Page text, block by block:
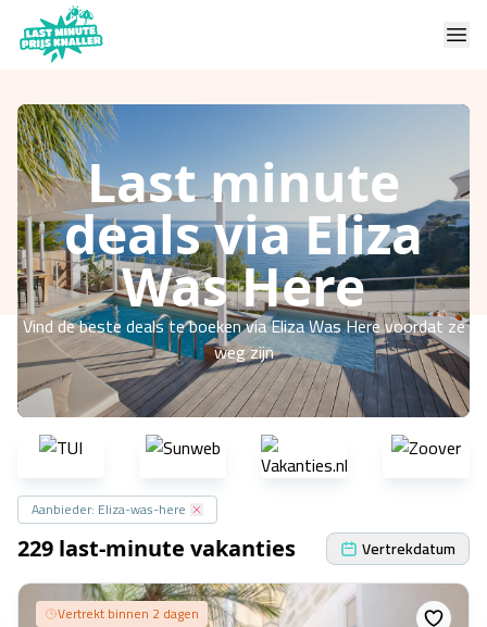
Last minute
deals via Eliza
Was Here
Vind de beste deals te boeken via Eliza Was Here voordat ze
weg zijn
Aanbieder: Eliza-was-here
229 last-minute vakanties Vertrekdatum
Vertrekt binnen 2 dagen